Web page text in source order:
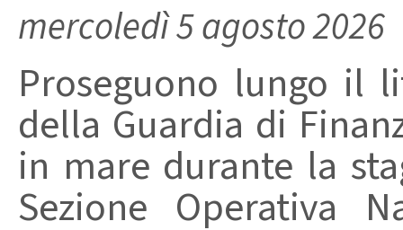
mercoledì 5 agosto 2026
Proseguono lungo il
della Guardia di
in mare durante la
Sezione Operativa